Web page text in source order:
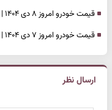
قیمت خودرو امروز ۸ دی ۱۴۰۴ | قیمت‌ها در بازار خودرو ترکید
قیمت خودرو امروز ۷ دی ۱۴۰۴ | قیمت خودرو دوباره ترکید
ارسال نظر